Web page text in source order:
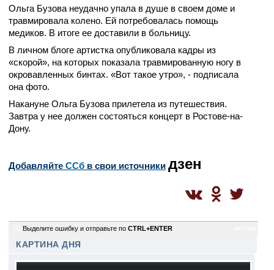
Ольга Бузова неудачно упала в душе в своем доме и
травмировала колено. Ей потребовалась помощь
медиков. В итоге ее доставили в больницу.
В личном блоге артистка опубликовала кадры из
«скорой», на которых показала травмированную ногу в
окровавленных бинтах. «Вот такое утро», - подписала
она фото.
Накануне Ольга Бузова прилетела из путешествия.
Завтра у нее должен состояться концерт в Ростове-на-
Дону.
Добавляйте CСб в свои источники дзен
Выделите ошибку и отправьте по CTRL+ENTER
КАРТИНА ДНЯ